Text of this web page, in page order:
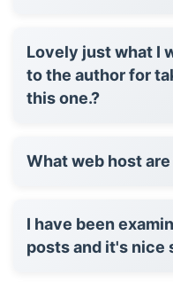
Lovely just what I
to the author for
this one.?
What web host
I have been
posts and it's nice